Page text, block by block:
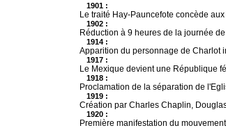
1901 :
Le traité Hay-Pauncefote concède
1902 :
Réduction à 9 heures de la journée
1914 :
Apparition du personnage de Charlot
1917 :
Le Mexique devient une République
1918 :
Proclamation de la séparation de
1919 :
Création par Charles Chaplin,
1920 :
Première manifestation du